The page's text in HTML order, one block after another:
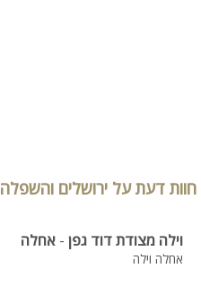
חוות דעת על ירושלים והשפלה
וילה מצודת דוד גפן - אחלה
אחלה וילה